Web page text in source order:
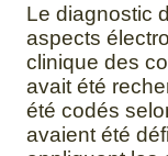
Le diagnostic
aspects
clinique des
avait été
été codés
avaient été